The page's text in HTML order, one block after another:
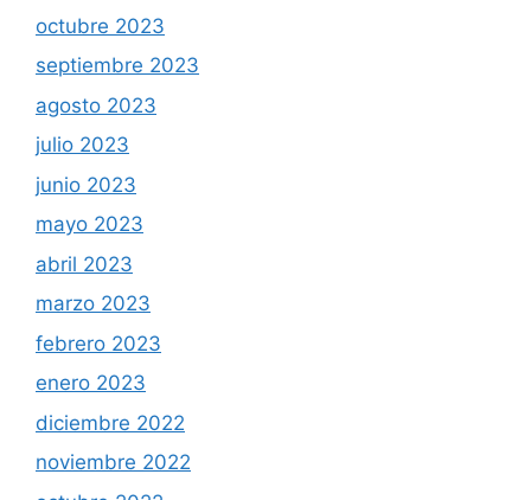
octubre 2023
septiembre 2023
agosto 2023
julio 2023
junio 2023
mayo 2023
abril 2023
marzo 2023
febrero 2023
enero 2023
diciembre 2022
noviembre 2022